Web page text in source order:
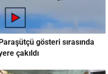
gösteri sırasında
çakıldı